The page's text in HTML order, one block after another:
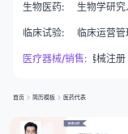
生物医药: 生物学研究
临床试验: 临床运营管
医疗器械/销售:
疗器械研发 医疗器械注册
首页 简历模板 医药代表